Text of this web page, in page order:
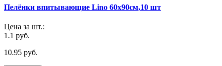
Пелёнки впитывающие Lino 60х90см,10 шт
Цена за шт.:
1.1 руб.
10.95 руб.